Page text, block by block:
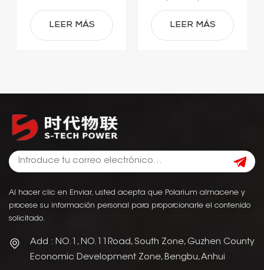
montacargas de
51,2 V y 560 Ah
LEER MÁS
Battery
LEER MÁS
Al hacer clic en Enviar, usted acepta que Polarium almacene y
procese su información personal para proporcionarle el contenido
solicitado.
Add : NO.1, NO.11Road, South Zone, Guzhen County
Economic Development Zone, Bengbu, Anhui